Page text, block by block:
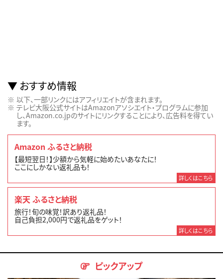
おすすめ情報
以下、一部リンクにはアフィリエイトが含まれます。
テレビ大阪公式サイトはAmazonアソシエイト・プログラムに参加
し、Amazon.co.jpのサイトにリンクすることにより、広告料を得てい
ます。
Amazon ふるさと納税
【最短翌日！】少額から気軽に始めたいあなたに！
ここにしかない返礼品も！
詳しくはこちら
楽天 ふるさと納税
旅行！旬の味覚！訳あり返礼品！
自己負担2,000円で返礼品をゲット！
詳しくはこちら
ピックアップ